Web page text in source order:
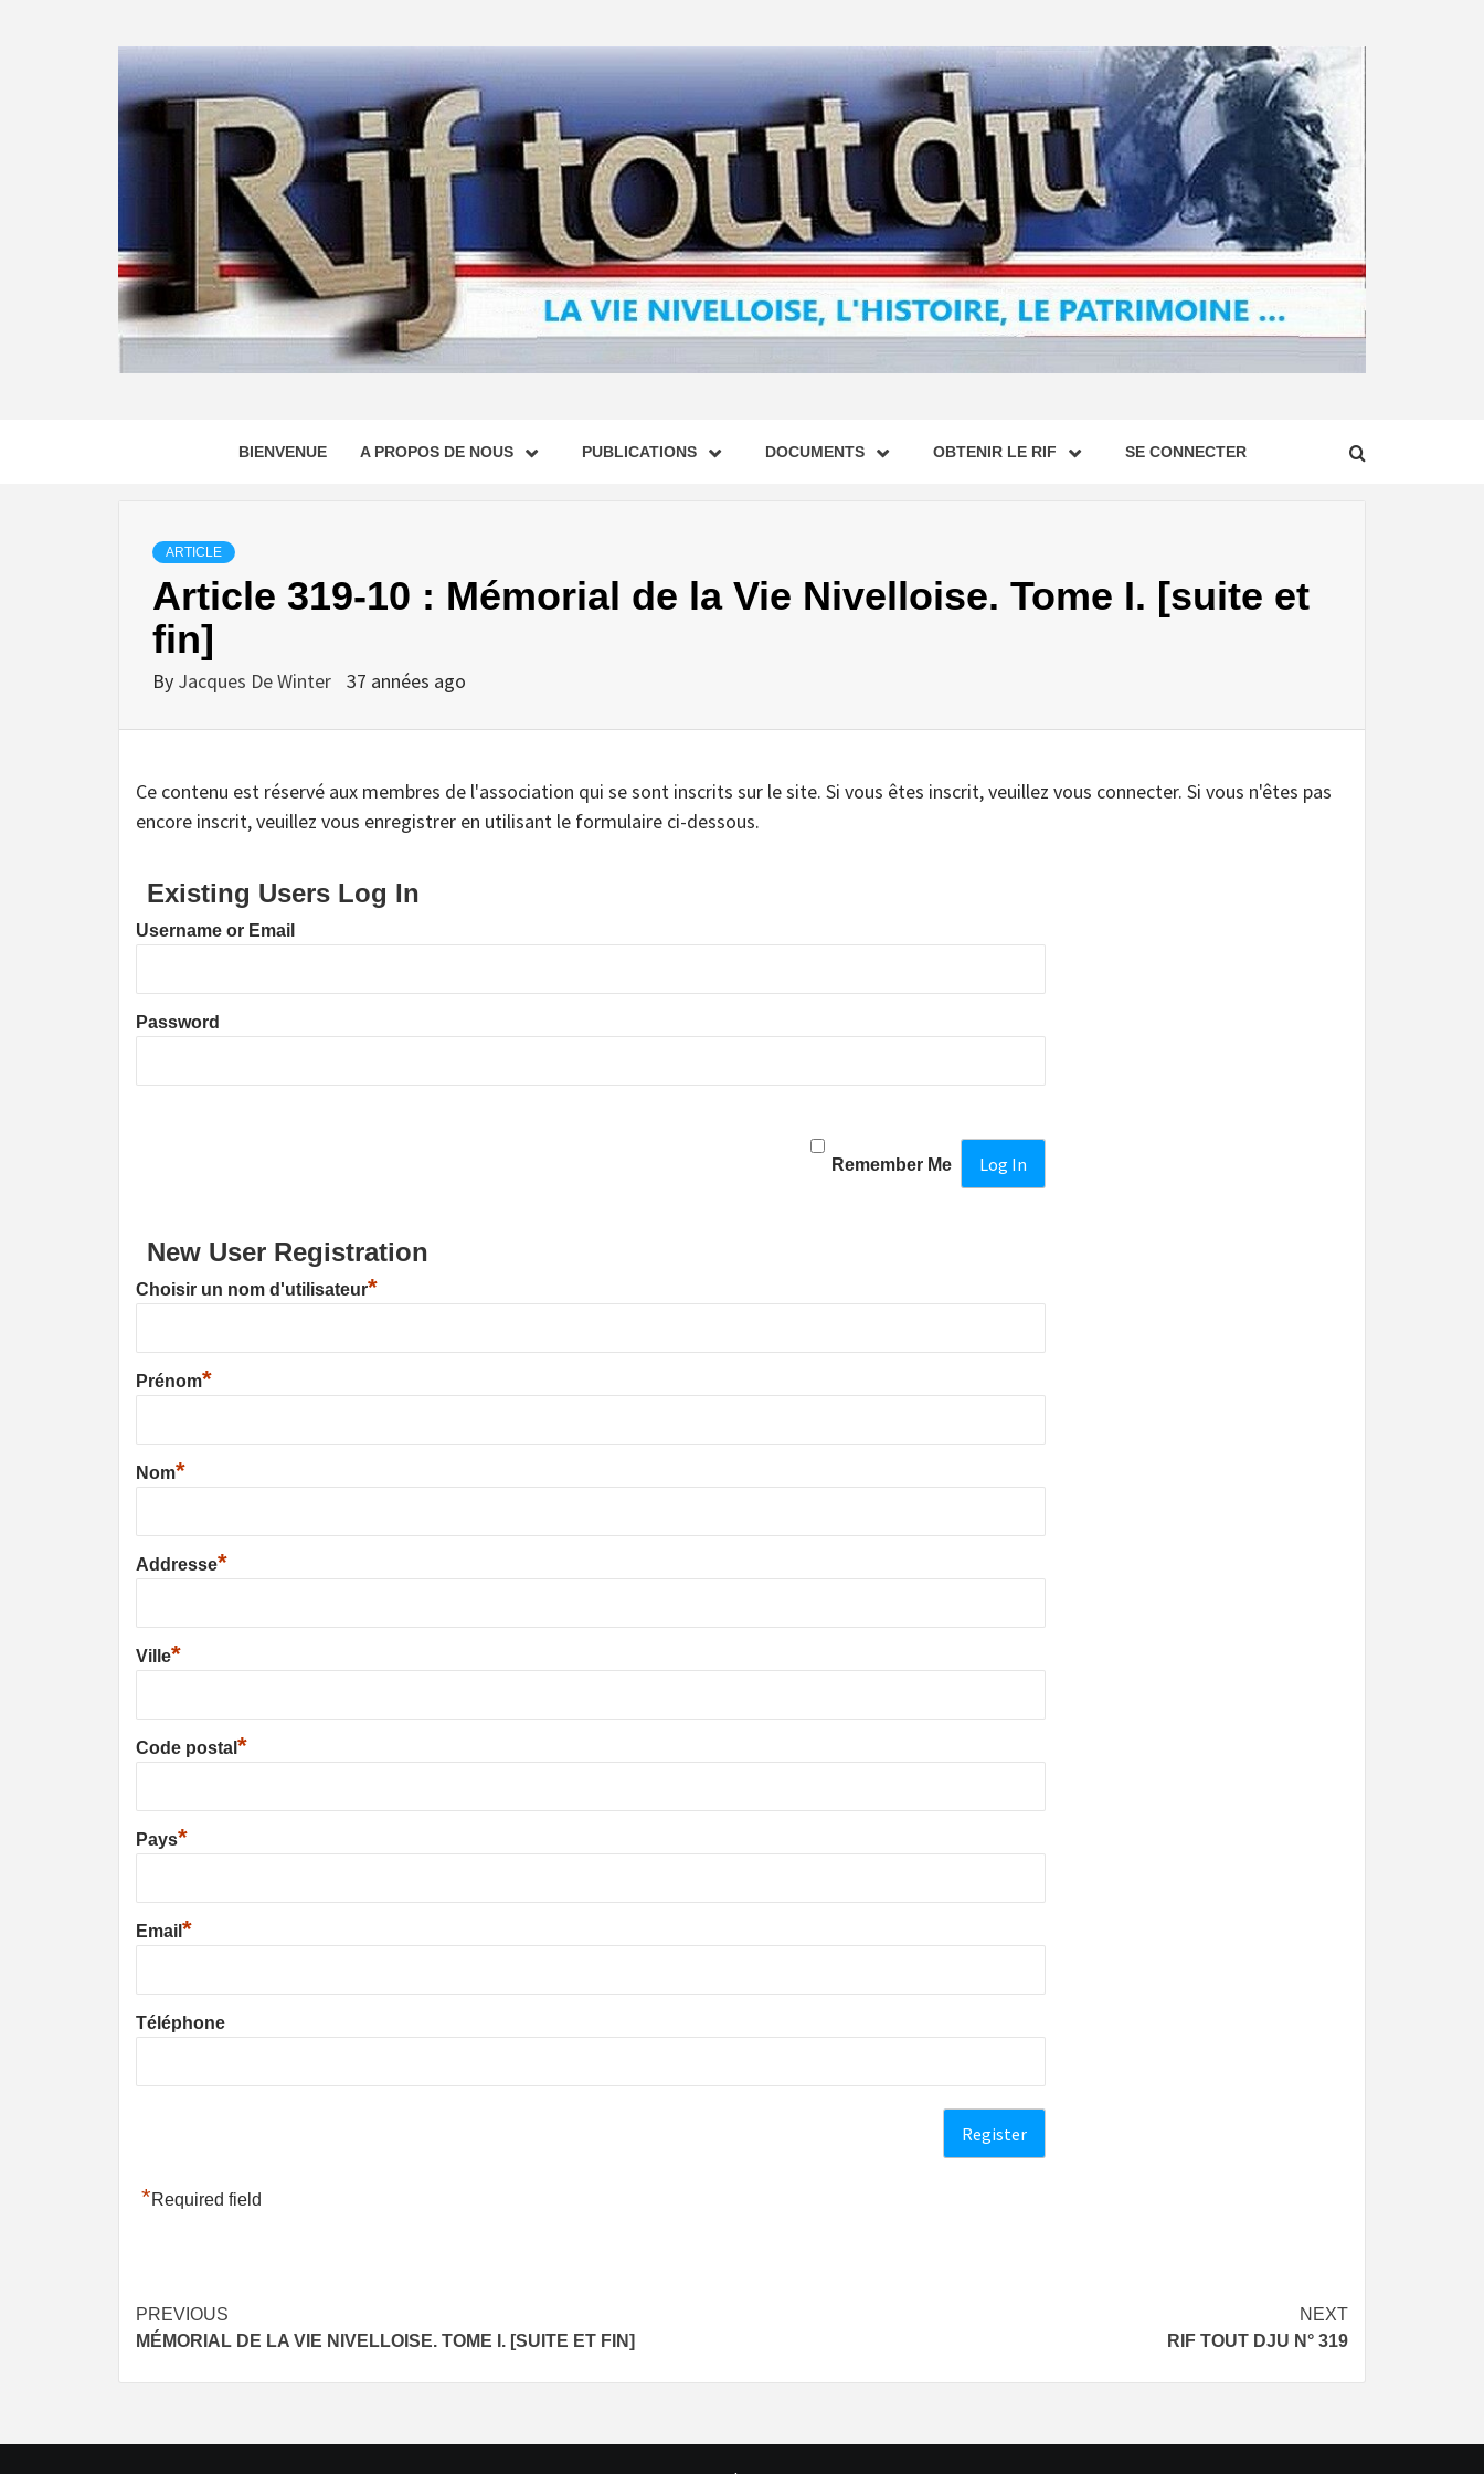
BIENVENUE A PROPOS DE NOUS PUBLICATIONS DOCUMENTS OBTENIR LE RIF SE CONNECTER
ARTICLE
Article 319-10 : Mémorial de la Vie Nivelloise. Tome I. [suite et
fin]
By Jacques De Winter 37 années ago
Ce contenu est réservé aux membres de l'association qui se sont inscrits sur le site. Si vous êtes inscrit, veuillez vous connecter. Si vous n'êtes pas
encore inscrit, veuillez vous enregistrer en utilisant le formulaire ci-dessous.
Existing Users Log In
Username or Email
Password
Remember Me
New User Registration
Choisir un nom d'utilisateur*
Prénom*
Nom*
Addresse*
Ville*
Code postal *
Pays*
Email *
Téléphone
*Required field
Post
navigation
PREVIOUS
MÉMORIAL DE LA VIE NIVELLOISE. TOME I. [SUITE ET FIN]
NEXT
RIF TOUT DJU N° 319